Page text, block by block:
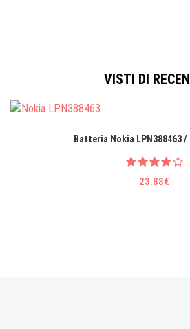
VISTI DI
Batteria Nokia LPN388463 /
23.88€